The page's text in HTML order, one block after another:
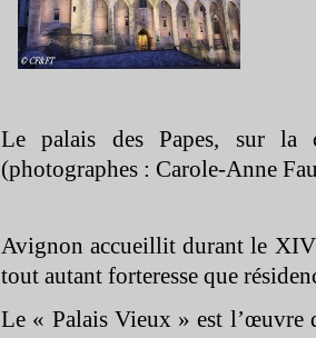
Le palais des Papes, sur la
(photographes : Carole-Anne
Avignon accueillit durant le
tout autant forteresse que
Le « Palais Vieux » est